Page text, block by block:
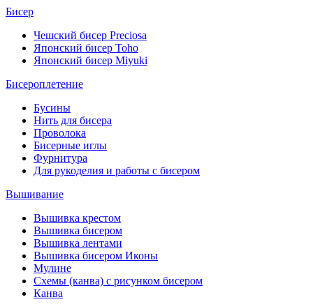
Бисер
Чешский бисер Preciosa
Японский бисер Toho
Японский бисер Miyuki
Бисероплетение
Бусины
Нить для бисера
Проволока
Бисерные иглы
Фурнитура
Для рукоделия и работы с бисером
Вышивание
Вышивка крестом
Вышивка бисером
Вышивка лентами
Вышивка бисером Иконы
Мулине
Схемы (канва) с рисунком бисером
Канва